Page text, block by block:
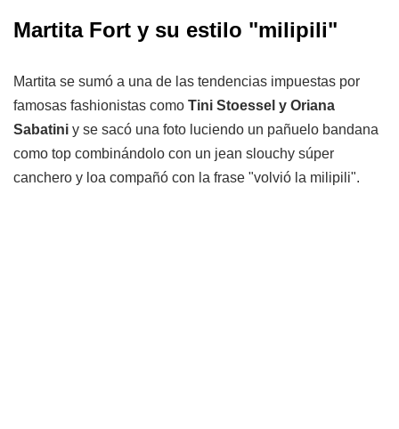
Martita Fort y su estilo "milipili"
Martita se sumó a una de las tendencias impuestas por
famosas fashionistas como Tini Stoessel y Oriana
Sabatini y se sacó una foto luciendo un pañuelo bandana
como top combinándolo con un jean slouchy súper
canchero y loa compañó con la frase "volvió la milipili".